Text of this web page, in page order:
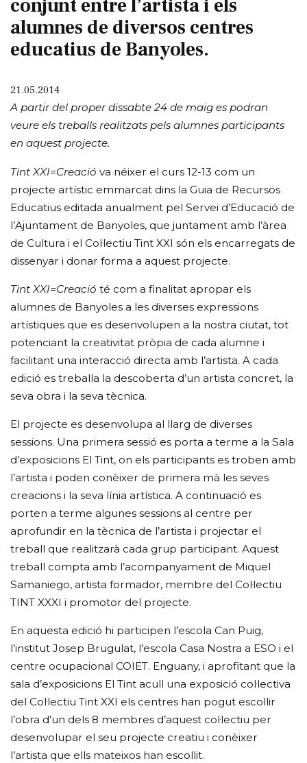
conjunt entre l’artista i els
alumnes de diversos centres
educatius de Banyoles.
21.05.2014
A partir del proper dissabte 24 de maig es podran
veure els treballs realitzats pels alumnes participants
en aquest projecte.
Tint XXI=Creació va néixer el curs 12-13 com un
projecte artístic emmarcat dins la Guia de Recursos
Educatius editada anualment pel Servei d’Educació de
l’Ajuntament de Banyoles, que juntament amb l’àrea
de Cultura i el Col·lectiu Tint XXI són els encarregats de
dissenyar i donar forma a aquest projecte.
Tint XXI=Creació té com a finalitat apropar els
alumnes de Banyoles a les diverses expressions
artístiques que es desenvolupen a la nostra ciutat, tot
potenciant la creativitat pròpia de cada alumne i
facilitant una interacció directa amb l’artista. A cada
edició es treballa la descoberta d’un artista concret, la
seva obra i la seva tècnica.
El projecte es desenvolupa al llarg de diverses
sessions. Una primera sessió es porta a terme a la Sala
d’exposicions El Tint, on els participants es troben amb
l’artista i poden conèixer de primera mà les seves
creacions i la seva línia artística. A continuació es
porten a terme algunes sessions al centre per
aprofundir en la tècnica de l’artista i projectar el
treball que realitzarà cada grup participant. Aquest
treball compta amb l’acompanyament de Miquel
Samaniego, artista formador, membre del Col·lectiu
TINT XXXI i promotor del projecte.
En aquesta edició hi participen l’escola Can Puig,
l’institut Josep Brugulat, l’escola Casa Nostra a ESO i el
centre ocupacional COIET. Enguany, i aprofitant que la
sala d’exposicions El Tint acull una exposició col·lectiva
del Col·lectiu Tint XXI els centres han pogut escollir
l’obra d’un dels 8 membres d’aquest col·lectiu per
desenvolupar el seu projecte creatiu i conèixer
l’artista que ells mateixos han escollit.